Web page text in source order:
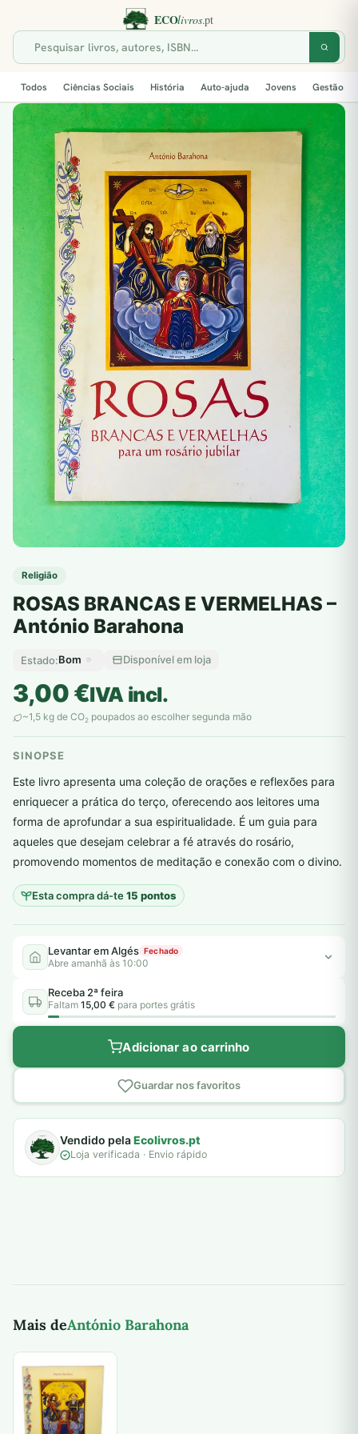
Todos Ciências Sociais História Auto-ajuda Jovens Gestão
Religião
ROSAS BRANCAS E VERMELHAS –
António Barahona
Estado:Bom Disponível em loja
3,00€IVA incl.
~1,5 kg de CO2 poupados ao escolher segunda mão
SINOPSE
Este livro apresenta uma coleção de orações e reflexões para
enriquecer a prática do terço, oferecendo aos leitores uma
forma de aprofundar a sua espiritualidade. É um guia para
aqueles que desejam celebrar a fé através do rosário,
promovendo momentos de meditação e conexão com o divino.
Esta compra dá-te15 pontos
plantar árvores reais
Levantar em Algés Fechado
Abre amanhã às 10:00
Receba 2ª feira
Faltam 15,00 € para portes grátis
Adicionar ao carrinho
Guardar nos favoritos
Vendido pelaEcolivros.pt
Loja verificada · Envio rápido
Mais deAntónio Barahona